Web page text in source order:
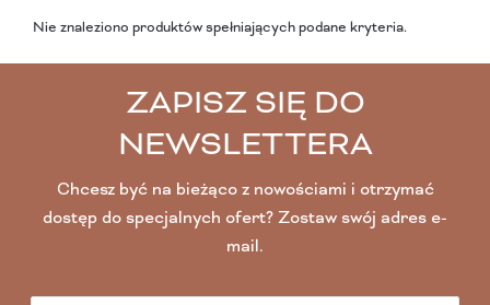
Nie znaleziono produktów spełniających podane kryteria.
ZAPISZ SIĘ DO
NEWSLETTERA
Chcesz być na bieżąco z nowościami i otrzymać
dostęp do specjalnych ofert? Zostaw swój adres e-
mail.